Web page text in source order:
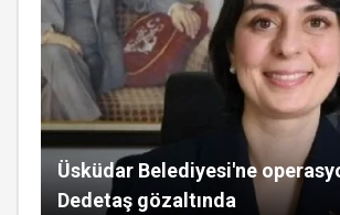
Üsküdar Belediyesi'ne
Dedetaş gözaltında